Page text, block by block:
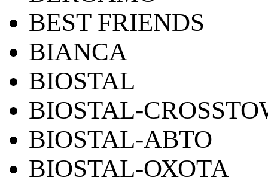
BEST FRIENDS
BIANCA
BIOSTAL
BIOSTAL-
BIOSTAL-АВТО
BIOSTAL-ОХОТА